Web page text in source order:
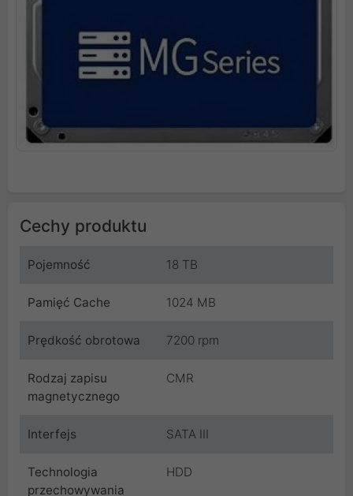
Cechy produktu
Pojemność 18 TB
Pamięć Cache 1024 MB
Prędkość obrotowa 7200 rpm
Rodzaj zapisu
magnetycznego
CMR
Interfejs SATA III
Technologia
przechowywania
HDD